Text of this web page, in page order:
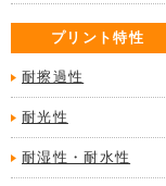
プリント特性
耐擦過性
耐光性
耐湿性・耐水性